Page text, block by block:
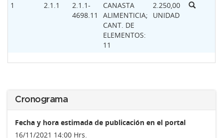
1
2.1.1
2.1.1-
4698.11
CANASTA
ALIMENTICIA;
CANT. DE
ELEMENTOS:
11
2.250,00
UNIDAD
Cronograma
Fecha y hora estimada de publicación en el portal
16/11/2021 14:00 Hrs.